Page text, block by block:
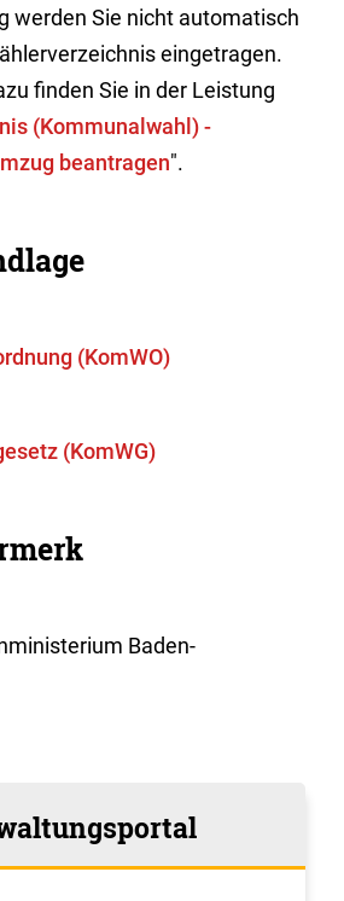
werden Sie nicht automatisch
eingetragen.
finden Sie in der Leistung
(Kommunalwahl) -
beantragen".
(KomWO)
(KomWG)
Baden-